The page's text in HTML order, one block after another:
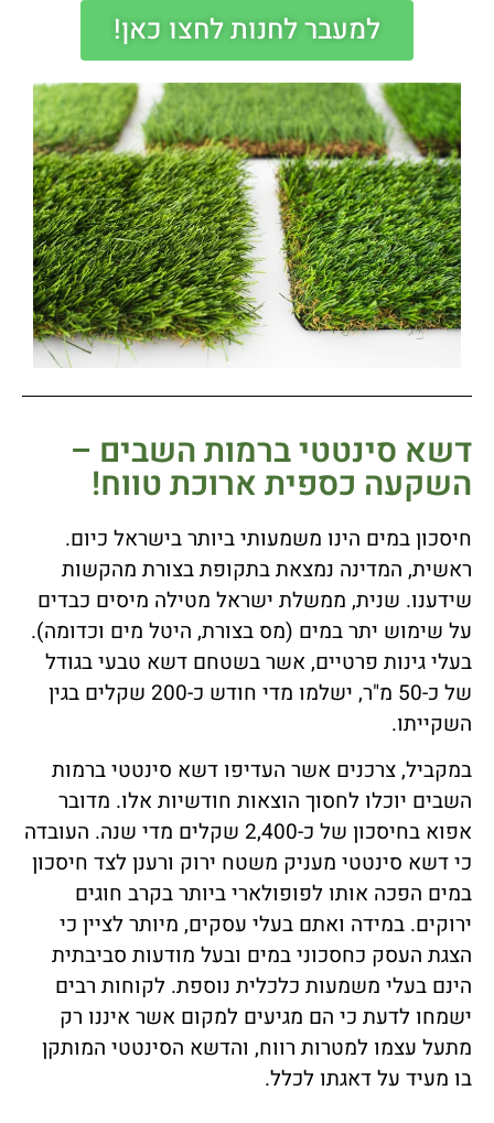
למעבר לחנות לחצו כאן!
דשא סינטטי ברמות השבים –
השקעה כספית ארוכת טווח!
חיסכון במים הינו משמעותי ביותר בישראל כיום.
ראשית, המדינה נמצאת בתקופת בצורת מהקשות
שידענו. שנית, ממשלת ישראל מטילה מיסים כבדים
על שימוש יתר במים (מס בצורת, היטל מים וכדומה).
בעלי גינות פרטיים, אשר בשטחם דשא טבעי בגודל
של כ-50 מ"ר, ישלמו מדי חודש כ-200 שקלים בגין
השקייתו.
במקביל, צרכנים אשר העדיפו דשא סינטטי ברמות
השבים יוכלו לחסוך הוצאות חודשיות אלו. מדובר
אפוא בחיסכון של כ-2,400 שקלים מדי שנה. העובדה
כי דשא סינטטי מעניק משטח ירוק ורענן לצד חיסכון
במים הפכה אותו לפופולארי ביותר בקרב חוגים
ירוקים. במידה ואתם בעלי עסקים, מיותר לציין כי
הצגת העסק כחסכוני במים ובעל מודעות סביבתית
הינם בעלי משמעות כלכלית נוספת. לקוחות רבים
ישמחו לדעת כי הם מגיעים למקום אשר איננו רק
מתעל עצמו למטרות רווח, והדשא הסינטטי המותקן
בו מעיד על דאגתו לכלל.